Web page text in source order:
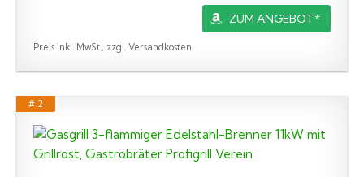
ZUM ANGEBOT*
Preis inkl. MwSt., zzgl. Versandkosten
# 2